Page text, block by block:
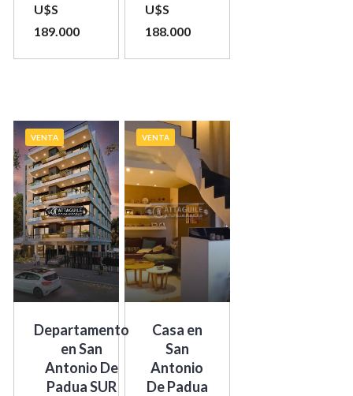
U$S
189.000
U$S
188.000
VENTA
Departamento
en San
Antonio De
Padua SUR
VENTA
Casa en
San
Antonio
De Padua